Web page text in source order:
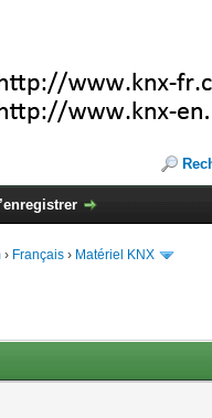
› Français › Matériel KNX